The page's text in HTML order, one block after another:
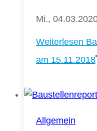
Mi.,
Weiterlesen
am 15.11.2018
Allgemein